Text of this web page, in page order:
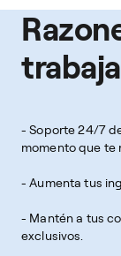
- Soporte 24/7
momento que te
- Aumenta tus
- Mantén a tus
exclusivos.